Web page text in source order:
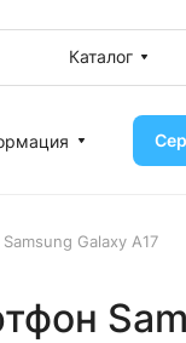
Каталог
Galaxy A17